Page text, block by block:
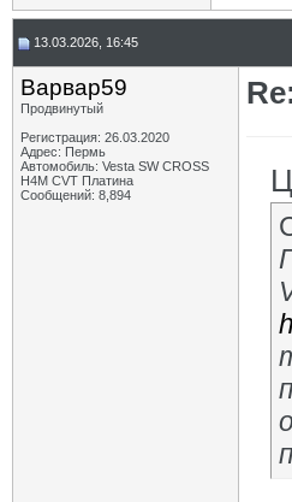
13.03.2026, 16:45
Варвар59
Продвинутый
Регистрация: 26.03.2020
Адрес: Пермь
Автомобиль: Vesta SW CROSS
H4M CVT Платина
Сообщений: 8,894